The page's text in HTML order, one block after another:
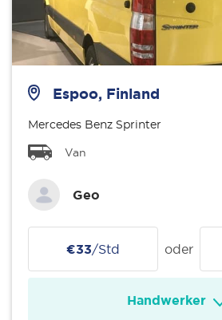
Espoo, Finland
Mercedes Benz Sprinter
Van
Geo
€33/Std oder
Handwerker